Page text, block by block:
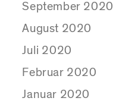
September 2020
August 2020
Juli 2020
Februar 2020
Januar 2020